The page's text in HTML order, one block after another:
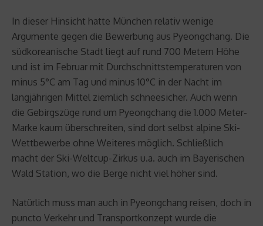
In dieser Hinsicht hatte München relativ wenige
Argumente gegen die Bewerbung aus Pyeongchang. Die
südkoreanische Stadt liegt auf rund 700 Metern Höhe
und ist im Februar mit Durchschnittstemperaturen von
minus 5°C am Tag und minus 10°C in der Nacht im
langjährigen Mittel ziemlich schneesicher. Auch wenn
die Gebirgszüge rund um Pyeongchang die 1.000 Meter-
Marke kaum überschreiten, sind dort selbst alpine Ski-
Wettbewerbe ohne Weiteres möglich. Schließlich
macht der Ski-Weltcup-Zirkus u.a. auch im Bayerischen
Wald Station, wo die Berge nicht viel höher sind.
Natürlich muss man auch in Pyeongchang reisen, doch in
puncto Verkehr und Transportkonzept wurde die